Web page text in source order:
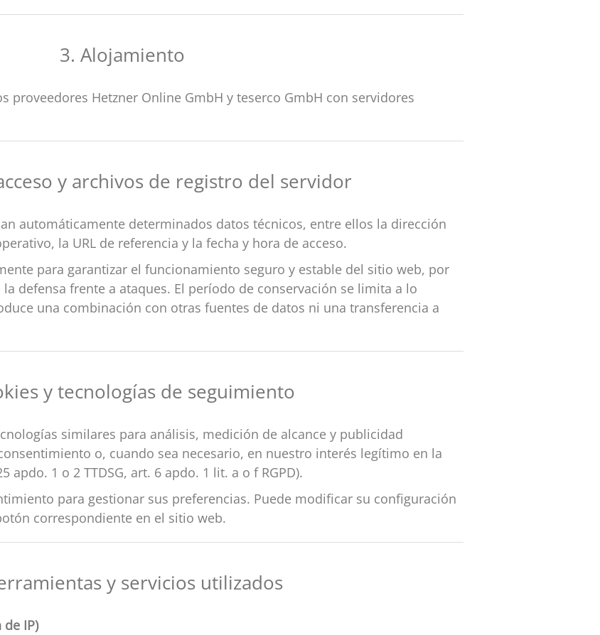
3. Alojamiento
proveedores Hetzner Online GmbH y teserco GmbH con servidores
y archivos de registro del servidor
automáticamente determinados datos técnicos, entre ellos la dirección
la URL de referencia y la fecha y hora de acceso.
para garantizar el funcionamiento seguro y estable del sitio web, por
defensa frente a ataques. El período de conservación se limita a lo
una combinación con otras fuentes de datos ni una transferencia a
y tecnologías de seguimiento
similares para análisis, medición de alcance y publicidad
o, cuando sea necesario, en nuestro interés legítimo en la
1 o 2 TTDSG, art. 6 apdo. 1 lit. a o f RGPD).
para gestionar sus preferencias. Puede modificar su configuración
correspondiente en el sitio web.
y servicios utilizados
IP)